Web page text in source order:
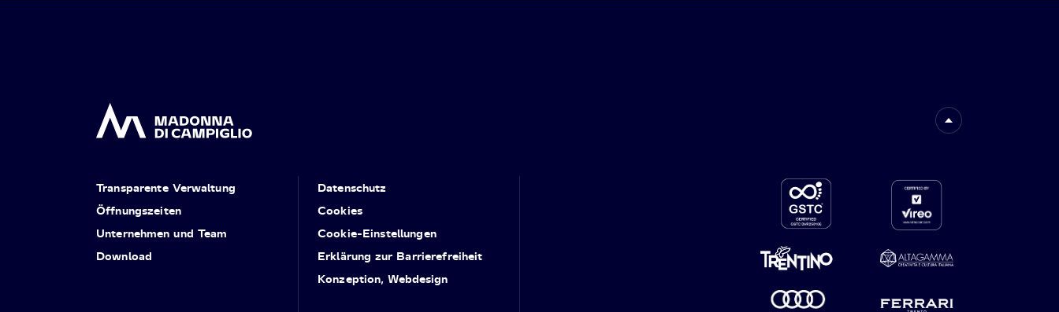
Transparente Verwaltung
Öffnungszeiten
Unternehmen und Team
Download
Datenschutz
Cookies
Cookie-Einstellungen
Erklärung zur Barrierefreiheit
Konzeption, Webdesign